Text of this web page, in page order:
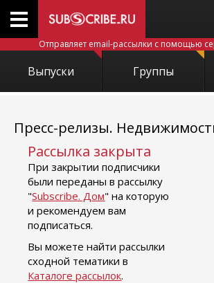
Отправляет email-рассылки с помощью
Выпуски Группы
Пресс-релизы.
Рассылка закрыта
При закрытии подписчики
были переданы в рассылку
"Subscribe. Дом" на которую
и рекомендуем вам
подписаться.
Вы можете найти рассылки
сходной тематики в
Каталоге рассылок.